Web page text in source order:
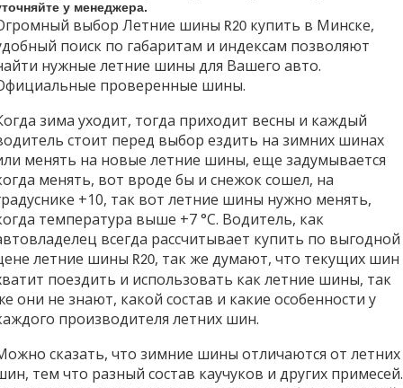
у менеджера.
выбор Летние шины R20купить в Минске,
поиск по габаритам и индексам позволяют
нужные летние шины для Вашего авто.
проверенные шины.
зима уходит, тогда приходит весны и каждый
стоит перед выбор ездить на зимних шинах
менять на новые летние шины, еще задумывается
менять, вот вроде бы и снежок сошел, на
+10, так вот летние шины нужно менять,
температура выше +7 °С. Водитель, как
всегда рассчитывает купить по выгодной
летние шины R20, так же думают, что текущих шин
поездить и использовать как летние шины, так
они не знают, какой состав и какие особенности у
производителя летних шин.
сказать, что зимние шины отличаются от летних
тем что разный состав каучуков и других примесей.